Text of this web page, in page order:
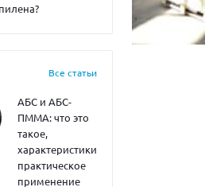
Все статьи
АБС и АБС-
ПММА: что это
такое,
характеристики,
практическое
применение